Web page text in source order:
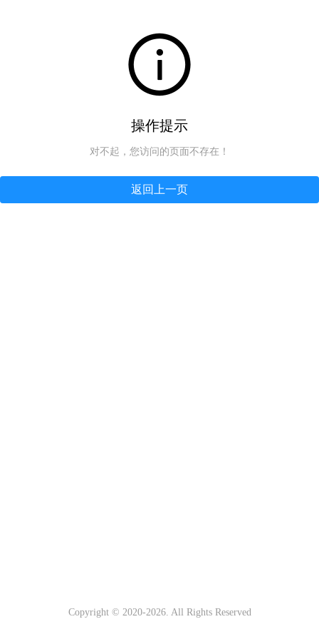
操作提示
对不起，您访问的页面不存在！
返回上一页
Copyright © 2020-2026. All Rights Reserved